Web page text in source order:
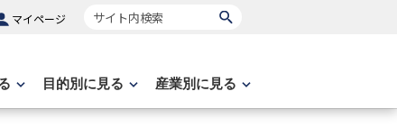
マイページ サイト内検索
目的別に見る 産業別に見る